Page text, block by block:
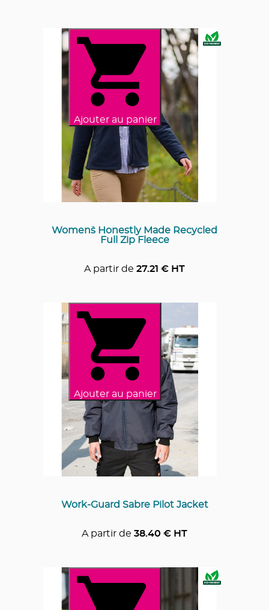
Ajouter au panier
Women`s Honestly Made Recycled
Full Zip Fleece
A partir de 27.21 € HT
Ajouter au panier
Work-Guard Sabre Pilot Jacket
A partir de 38.40 € HT